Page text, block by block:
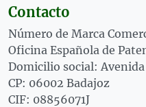
Contacto
Número de Marca
Oficina Española de
Domicilio social:
CP: 06002 Badajoz
CIF: 08856071J